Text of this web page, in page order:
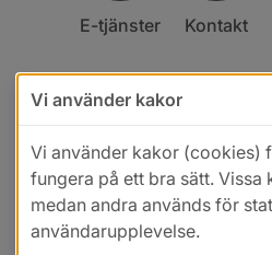
E-tjänster Kontakt
Vi använder kakor
Vi använder kakor (cookies)
fungera på ett bra sätt. Vissa
medan andra används för
användarupplevelse.